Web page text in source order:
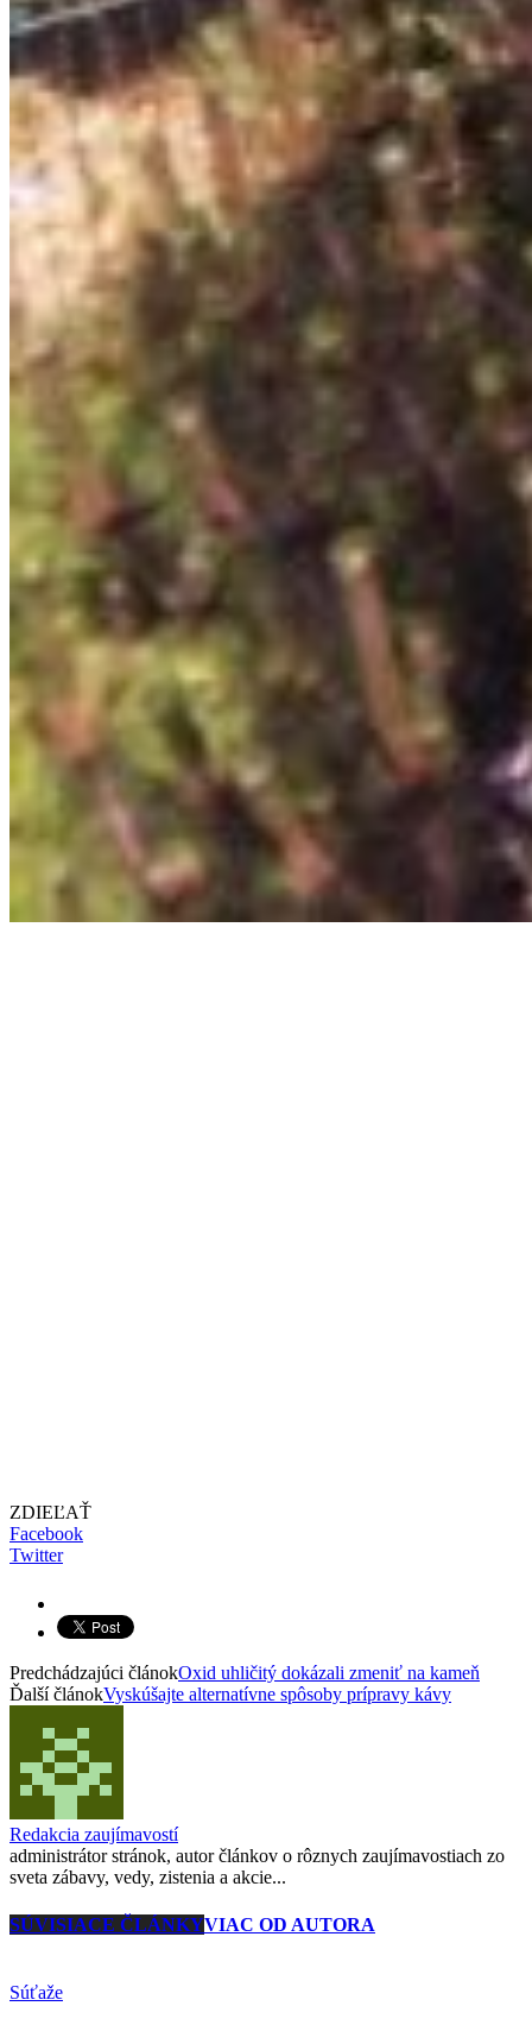
ZDIEĽAŤ
Facebook
Twitter
Predchádzajúci článokOxid uhličitý dokázali zmeniť na kameň
Ďalší článokVyskúšajte alternatívne spôsoby prípravy kávy
Redakcia zaujímavostí
administrátor stránok, autor článkov o rôznych zaujímavostiach zo
sveta zábavy, vedy, zistenia a akcie...
SÚVISIACE ČLÁNKYVIAC OD AUTORA
Súťaže